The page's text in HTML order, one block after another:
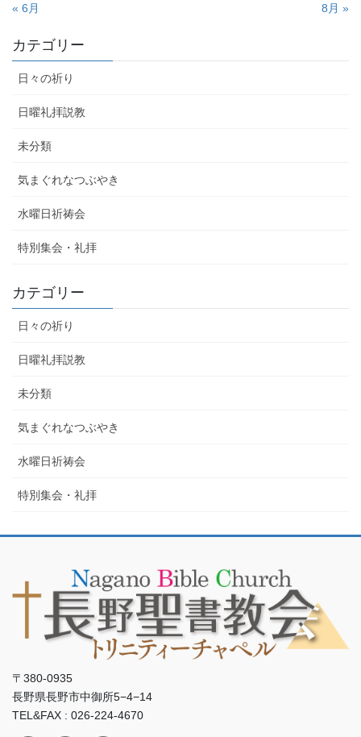
« 6月 8月 »
カテゴリー
日々の祈り
日曜礼拝説教
未分類
気まぐれなつぶやき
水曜日祈祷会
特別集会・礼拝
カテゴリー
日々の祈り
日曜礼拝説教
未分類
気まぐれなつぶやき
水曜日祈祷会
特別集会・礼拝
〒380-0935
長野県長野市中御所5−4−14
TEL&FAX : 026-224-4670